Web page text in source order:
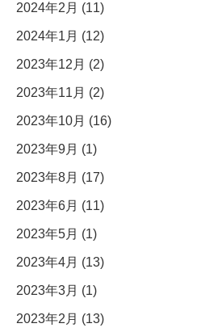
2024年2月 (11)
2024年1月 (12)
2023年12月 (2)
2023年11月 (2)
2023年10月 (16)
2023年9月 (1)
2023年8月 (17)
2023年6月 (11)
2023年5月 (1)
2023年4月 (13)
2023年3月 (1)
2023年2月 (13)